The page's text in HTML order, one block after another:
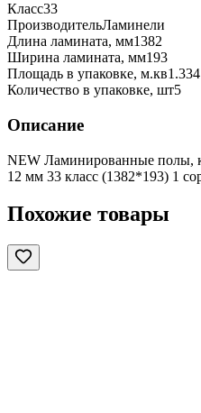
Класс33
ПроизводительЛаминели
Длина ламината, мм1382
Ширина ламината, мм193
Площадь в упаковке, м.кв1.334
Количество в упаковке, шт5
Описание
NEW Ламинированные полы,
12 мм 33 класс (1382*193) 1
Похожие товары